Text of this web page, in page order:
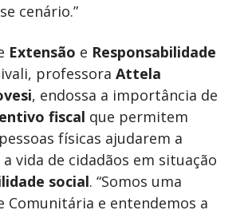
cenário.”
Extensão e Responsabilidade
professora Attela
, endossa a importância de
fiscal que permitem
físicas ajudarem a
vida de cidadãos em situação
social. “Somos uma
Comunitária e entendemos a